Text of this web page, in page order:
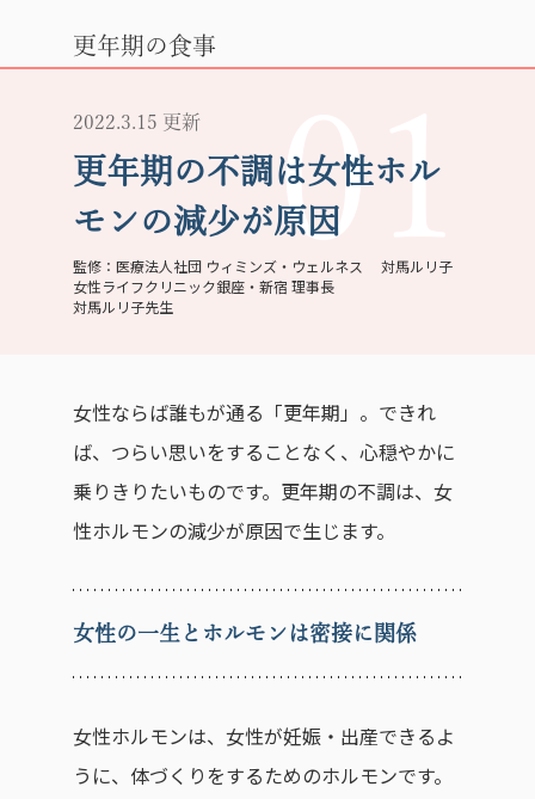
更年期の食事
01
2022.3.15 更新
更年期の不調は女性ホル
モンの減少が原因
医療法人社団 ウィミンズ・ウェルネス 対馬ルリ子
女性ライフクリニック銀座・新宿 理事長
対馬ルリ子先生
女性ならば誰もが通る「更年期」。できれ
ば、つらい思いをすることなく、心穏やかに
乗りきりたいものです。更年期の不調は、女
性ホルモンの減少が原因で生じます。
女性の一生とホルモンは密接に関係
女性ホルモンは、女性が妊娠・出産できるよ
うに、体づくりをするためのホルモンです。